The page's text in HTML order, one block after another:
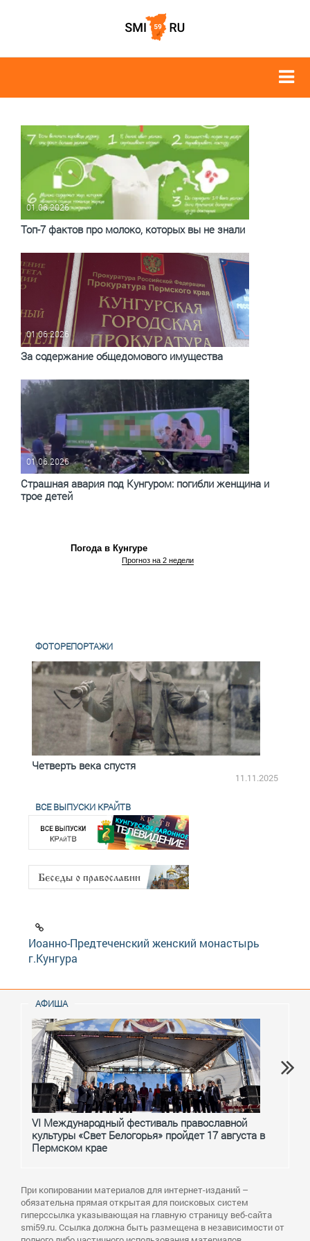
01.06.2026
Топ-7 фактов про молоко, которых вы не знали
01.06.2026
За содержание общедомового имущества
01.06.2026
Страшная авария под Кунгуром: погибли женщина и
трое детей
Погода в Кунгуре
Прогноз на 2 недели
ФОТОРЕПОРТАЖИ
Четверть века спустя
11.11.2025
ВСЕ ВЫПУСКИ КРАЙТВ
Иоанно-Предтеченский женский монастырь
г.Кунгура
АФИША
VI Международный фестиваль православной
культуры «Свет Белогорья» пройдет 17 августа в
Пермском крае
При копировании материалов для интернет-изданий –
обязательна прямая открытая для поисковых систем
гиперссылка указывающая на главную страницу веб-сайта
smi59.ru. Ссылка должна быть размещена в независимости от